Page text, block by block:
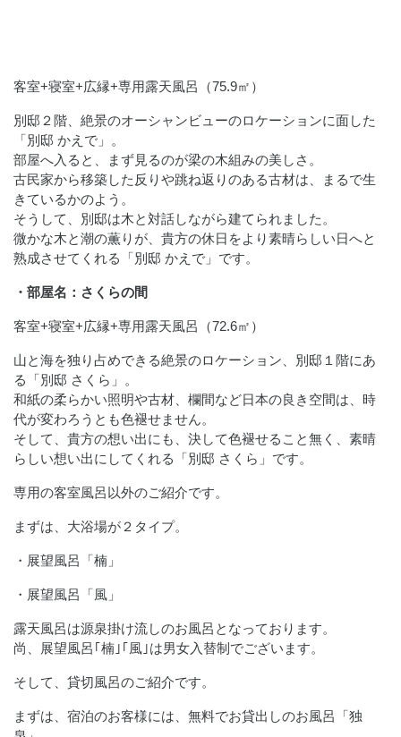
客室+寝室+広縁+専用露天風呂（75.9㎡）
別邸２階、絶景のオーシャンビューのロケーションに面した
「別邸 かえで」。
部屋へ入ると、まず見るのが梁の木組みの美しさ。
古民家から移築した反りや跳ね返りのある古材は、まるで生
きているかのよう。
そうして、別邸は木と対話しながら建てられました。
微かな木と潮の薫りが、貴方の休日をより素晴らしい日へと
熟成させてくれる「別邸 かえで」です。
・部屋名：さくらの間
客室+寝室+広縁+専用露天風呂（72.6㎡）
山と海を独り占めできる絶景のロケーション、別邸１階にあ
る「別邸 さくら」。
和紙の柔らかい照明や古材、欄間など日本の良き空間は、時
代が変わろうとも色褪せません。
そして、貴方の想い出にも、決して色褪せること無く、素晴
らしい想い出にしてくれる「別邸 さくら」です。
専用の客室風呂以外のご紹介です。
まずは、大浴場が２タイプ。
・展望風呂「楠」
・展望風呂「風」
露天風呂は源泉掛け流しのお風呂となっております。
尚、展望風呂｢楠｣｢風｣は男女入替制でございます。
そして、貸切風呂のご紹介です。
まずは、宿泊のお客様には、無料でお貸出しのお風呂「独